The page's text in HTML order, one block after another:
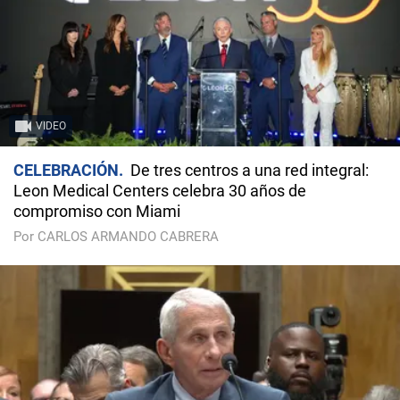
VIDEO
CELEBRACIÓN
De tres centros a una red integral:
Leon Medical Centers celebra 30 años de
compromiso con Miami
Por CARLOS ARMANDO CABRERA